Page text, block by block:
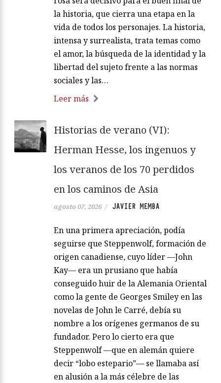
la historia, que cierra una etapa en la
vida de todos los personajes. La historia,
intensa y surrealista, trata temas como
el amor, la búsqueda de la identidad y la
libertad del sujeto frente a las normas
sociales y las…
Leer más
Historias de verano (VI):
Herman Hesse, los ingenuos y
los veranos de los 70 perdidos
en los caminos de Asia
agosto 07, 2026 / JAVIER MEMBA
En una primera apreciación, podía
seguirse que Steppenwolf, formación de
origen canadiense, cuyo líder —John
Kay— era un prusiano que había
conseguido huir de la Alemania Oriental
como la gente de Georges Smiley en las
novelas de John le Carré, debía su
nombre a los orígenes germanos de su
fundador. Pero lo cierto era que
Steppenwolf —que en alemán quiere
decir “lobo estepario”— se llamaba así
en alusión a la más célebre de las